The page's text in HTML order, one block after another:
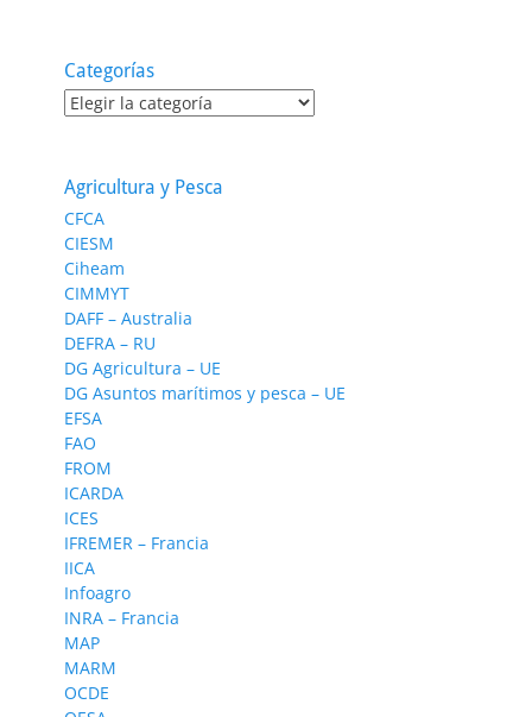
Categorías
Categorías
Agricultura y Pesca
CFCA
CIESM
Ciheam
CIMMYT
DAFF – Australia
DEFRA – RU
DG Agricultura – UE
DG Asuntos marítimos y pesca – UE
EFSA
FAO
FROM
ICARDA
ICES
IFREMER – Francia
IICA
Infoagro
INRA – Francia
MAP
MARM
OCDE